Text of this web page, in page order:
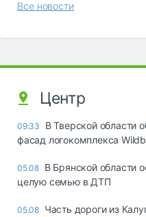
Все новости
Центр
09:33
В Тверской области
фасад логокомплекса
05.08 В Брянской области
целую семью в ДТП
05.08 Часть дороги из